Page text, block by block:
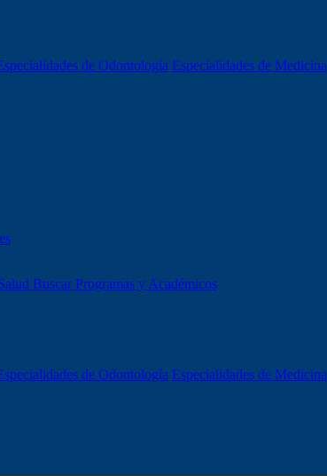
de Odontología Especialidades de Medicina
Buscar Programas y Académicos
de Odontología Especialidades de Medicina